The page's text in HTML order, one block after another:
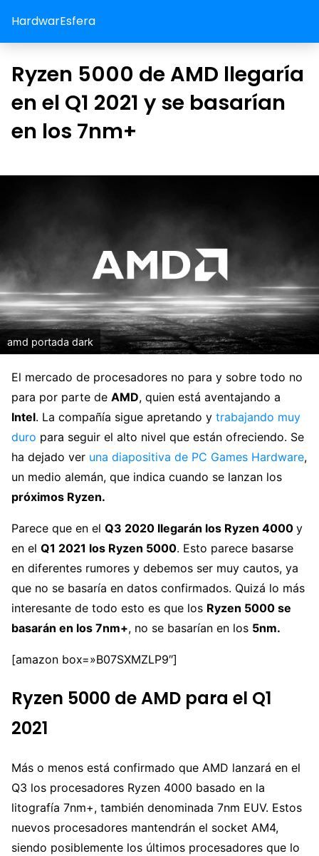
HardwarEsfera
Ryzen 5000 de AMD llegaría
en el Q1 2021 y se basarían
en los 7nm+
amd portada dark
El mercado de procesadores no para y sobre todo no
para por parte de AMD, quien está aventajando a
Intel. La compañía sigue apretando y trabajando muy
duro para seguir el alto nivel que están ofreciendo. Se
ha dejado ver una diapositiva de PC Games Hardware,
un medio alemán, que indica cuando se lanzan los
próximos Ryzen.
Parece que en el Q3 2020 llegarán los Ryzen 4000 y
en el Q1 2021 los Ryzen 5000. Esto parece basarse
en diferentes rumores y debemos ser muy cautos, ya
que no se basaría en datos confirmados. Quizá lo más
interesante de todo esto es que los Ryzen 5000 se
basarán en los 7nm+, no se basarían en los 5nm.
[amazon box=»B07SXMZLP9″]
Ryzen 5000 de AMD para el Q1
2021
Más o menos está confirmado que AMD lanzará en el
Q3 los procesadores Ryzen 4000 basado en la
litografía 7nm+, también denominada 7nm EUV. Estos
nuevos procesadores mantendrán el socket AM4,
siendo posiblemente los últimos procesadores que lo